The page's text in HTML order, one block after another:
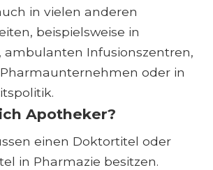
in vielen anderen
beispielsweise in
ambulanten Infusionszentren,
oder in
Apotheker?
einen Doktortitel oder
in Pharmazie besitzen.